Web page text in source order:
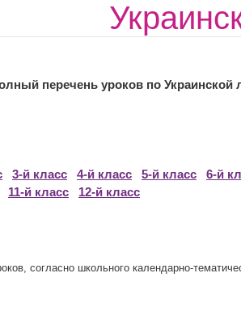
уроков по Украинской
3-й класс 4-й класс 5-й класс 6-й
11-й класс 12-й класс
согласно школьного календарно-